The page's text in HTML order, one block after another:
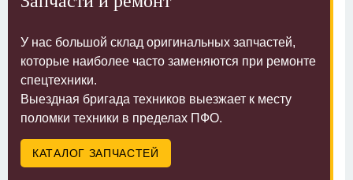
У нас большой склад оригинальных запчастей,
которые наиболее часто заменяются при ремонте
спецтехники.
Выездная бригада техников выезжает к месту
поломки техники в пределах ПФО.
КАТАЛОГ ЗАПЧАСТЕЙ